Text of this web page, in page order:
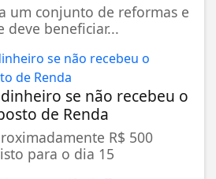
um conjunto de reformas e
deve beneficiar...
se não recebeu o
de Renda
R$ 500
para o dia 15